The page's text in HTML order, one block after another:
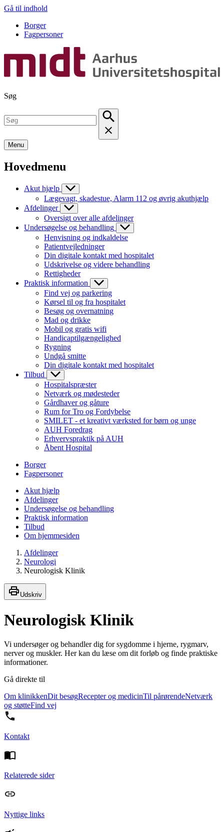
Gå til indhold
Borger
Fagpersoner
Søg
Menu
Hovedmenu
Akut hjælp
Lægevagt, skadestue, Alarm 112 og øvrig akuthjælp
Afdelinger
Oversigt over alle afdelinger
Undersøgelse og behandling
Henvisning og indkaldelse
Patientvejledninger
Din digitale kontakt med hospitalet
Udskrivelse og videre behandling
Rettigheder
Praktisk information
Find vej og parkering
Kørsel til og fra hospitalet
Besøg og overnatning
Mad og drikke
Mobil og gratis wifi
Handicaptilgængelighed
Rygning
Undgå smitte
Din digitale kontakt med hospitalet
Tilbud
Hospitalspræster
Netværk og mødesteder
Gårdhaver og gåture
Rum for Tro og Fordybelse
SMILET - et kreativt værksted for børn og unge
AUH Foredrag
Erhvervspraktik på AUH
Åbent Hospital
Borger
Fagpersoner
Akut hjælp
Afdelinger
Undersøgelse og behandling
Praktisk information
Tilbud
Om hjemmesiden
Afdelinger
Neurologi
Neurologisk Klinik
Udskriv
Neurologisk Klinik
Vi undersøger og behandler dig for sygdomme i hjerne, rygmarv,
nerver og muskler. Her kan du læse om dit forløb og finde praktiske
informationer.
Gå direkte til
Om klinikkenDit besøgRecepter og medicinTil pårørendeNetværk
og støtteFind vej
Kontakt
Relaterede sider
Nyttige links